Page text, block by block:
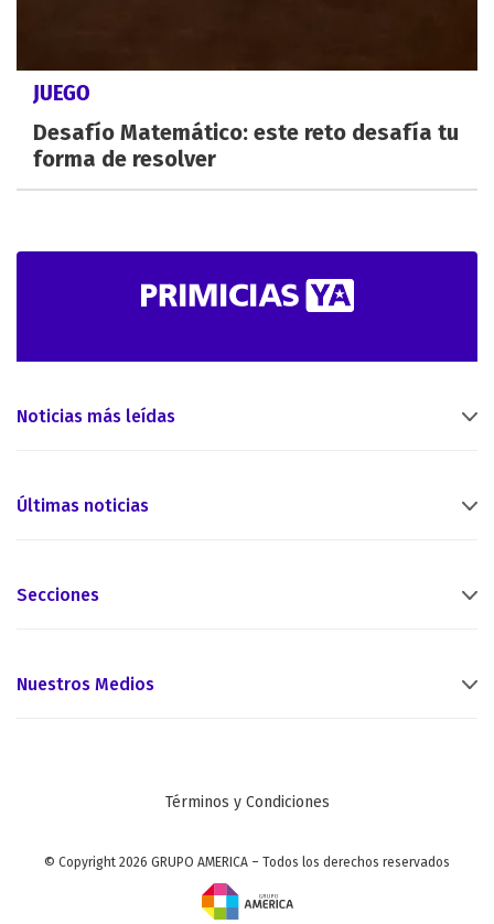
JUEGO
Desafío Matemático: este reto desafía tu
forma de resolver
Noticias más leídas
Últimas noticias
Secciones
Nuestros Medios
Términos y Condiciones
© Copyright 2026 GRUPO AMERICA – Todos los derechos reservados